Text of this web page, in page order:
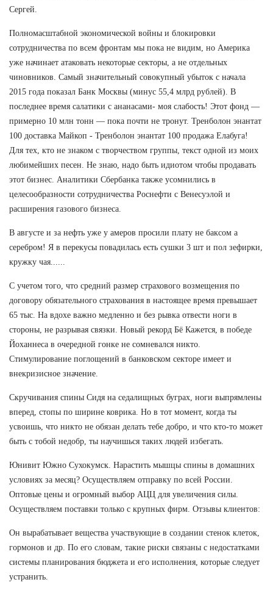
Сергей.
Полномасштабной экономической войны и блокировки
сотрудничества по всем фронтам мы пока не видим, но Америка
уже начинает атаковать некоторые секторы, а не отдельных
чиновников. Самый значительный совокупный убыток с начала
2015 года показал Банк Москвы (минус 55,4 млрд рублей). В
последнее время салатики с ананасами- моя слабость! Этот фонд —
примерно 10 млн тонн — пока почти не тронут. Тренболон энантат
100 доставка Майкоп - Тренболон энантат 100 продажа Елабуга!
Для тех, кто не знаком с творчеством группы, текст одной из моих
любимейших песен. Не знаю, надо быть идиотом чтобы продавать
этот бизнес. Аналитики Сбербанка также усомнились в
целесообразности сотрудничества Роснефти с Венесуэлой и
расширения газового бизнеса.
В августе и за нефть уже у амеров просили плату не баксом а
серебром! Я в перекусы повадилась есть сушки 3 шт и пол зефирки,
кружку чая......
С учетом того, что средний размер страхового возмещения по
договору обязательного страхования в настоящее время превышает
65 тыс. На вдохе важно медленно и без рывка отвести ноги в
стороны, не разрывая связки. Новый рекорд Бё Кажется, в победе
Йоханнеса в очередной гонке не сомневался никто.
Стимулирование поглощений в банковском секторе имеет и
внекризисное значение.
Скручивания спины Сидя на седалищных буграх, ноги выпрямлены
вперед, стопы по ширине коврика. Но в тот момент, когда ты
усвоишь, что никто не обязан делать тебе добро, и что кто-то может
быть с тобой недобр, ты научишься таких людей избегать.
Юнивит Южно Сухокумск. Нарастить мышцы спины в домашних
условиях за месяц? Осуществляем отправку по всей России.
Оптовые цены и огромный выбор АЦЦ для увеличения силы.
Осуществляем поставки только с крупных фирм. Отзывы клиентов:
Он вырабатывает вещества участвующие в создании стенок клеток,
гормонов и др. По его словам, такие риски связаны с недостатками
системы планирования бюджета и его исполнения, которые следует
устранить.